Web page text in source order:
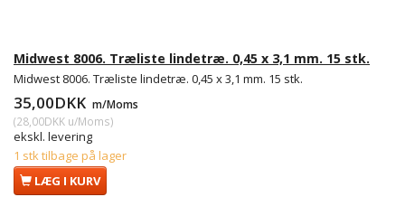
Midwest 8006. Træliste lindetræ. 0,45 x 3,1 mm. 15 stk.
Midwest 8006. Træliste lindetræ. 0,45 x 3,1 mm. 15 stk.
35,00DKK m/Moms
(28,00DKK u/Moms)
ekskl. levering
1 stk tilbage på lager
LÆG I KURV